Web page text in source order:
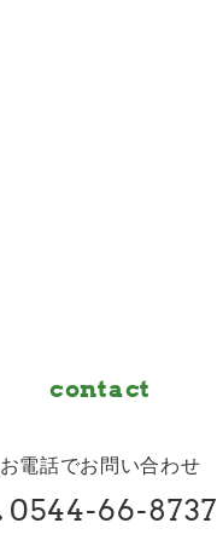
contact
お電話でお問い合わせ
0544-66-8737